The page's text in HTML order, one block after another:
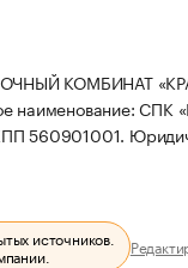
КОМБИНАТ
наименование:
560901001.
источников.